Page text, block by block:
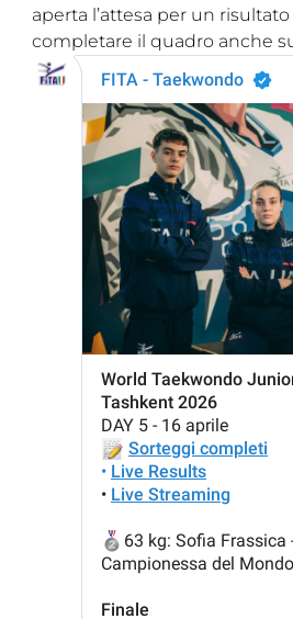
aperta l’attesa per un
completare il quadro anche